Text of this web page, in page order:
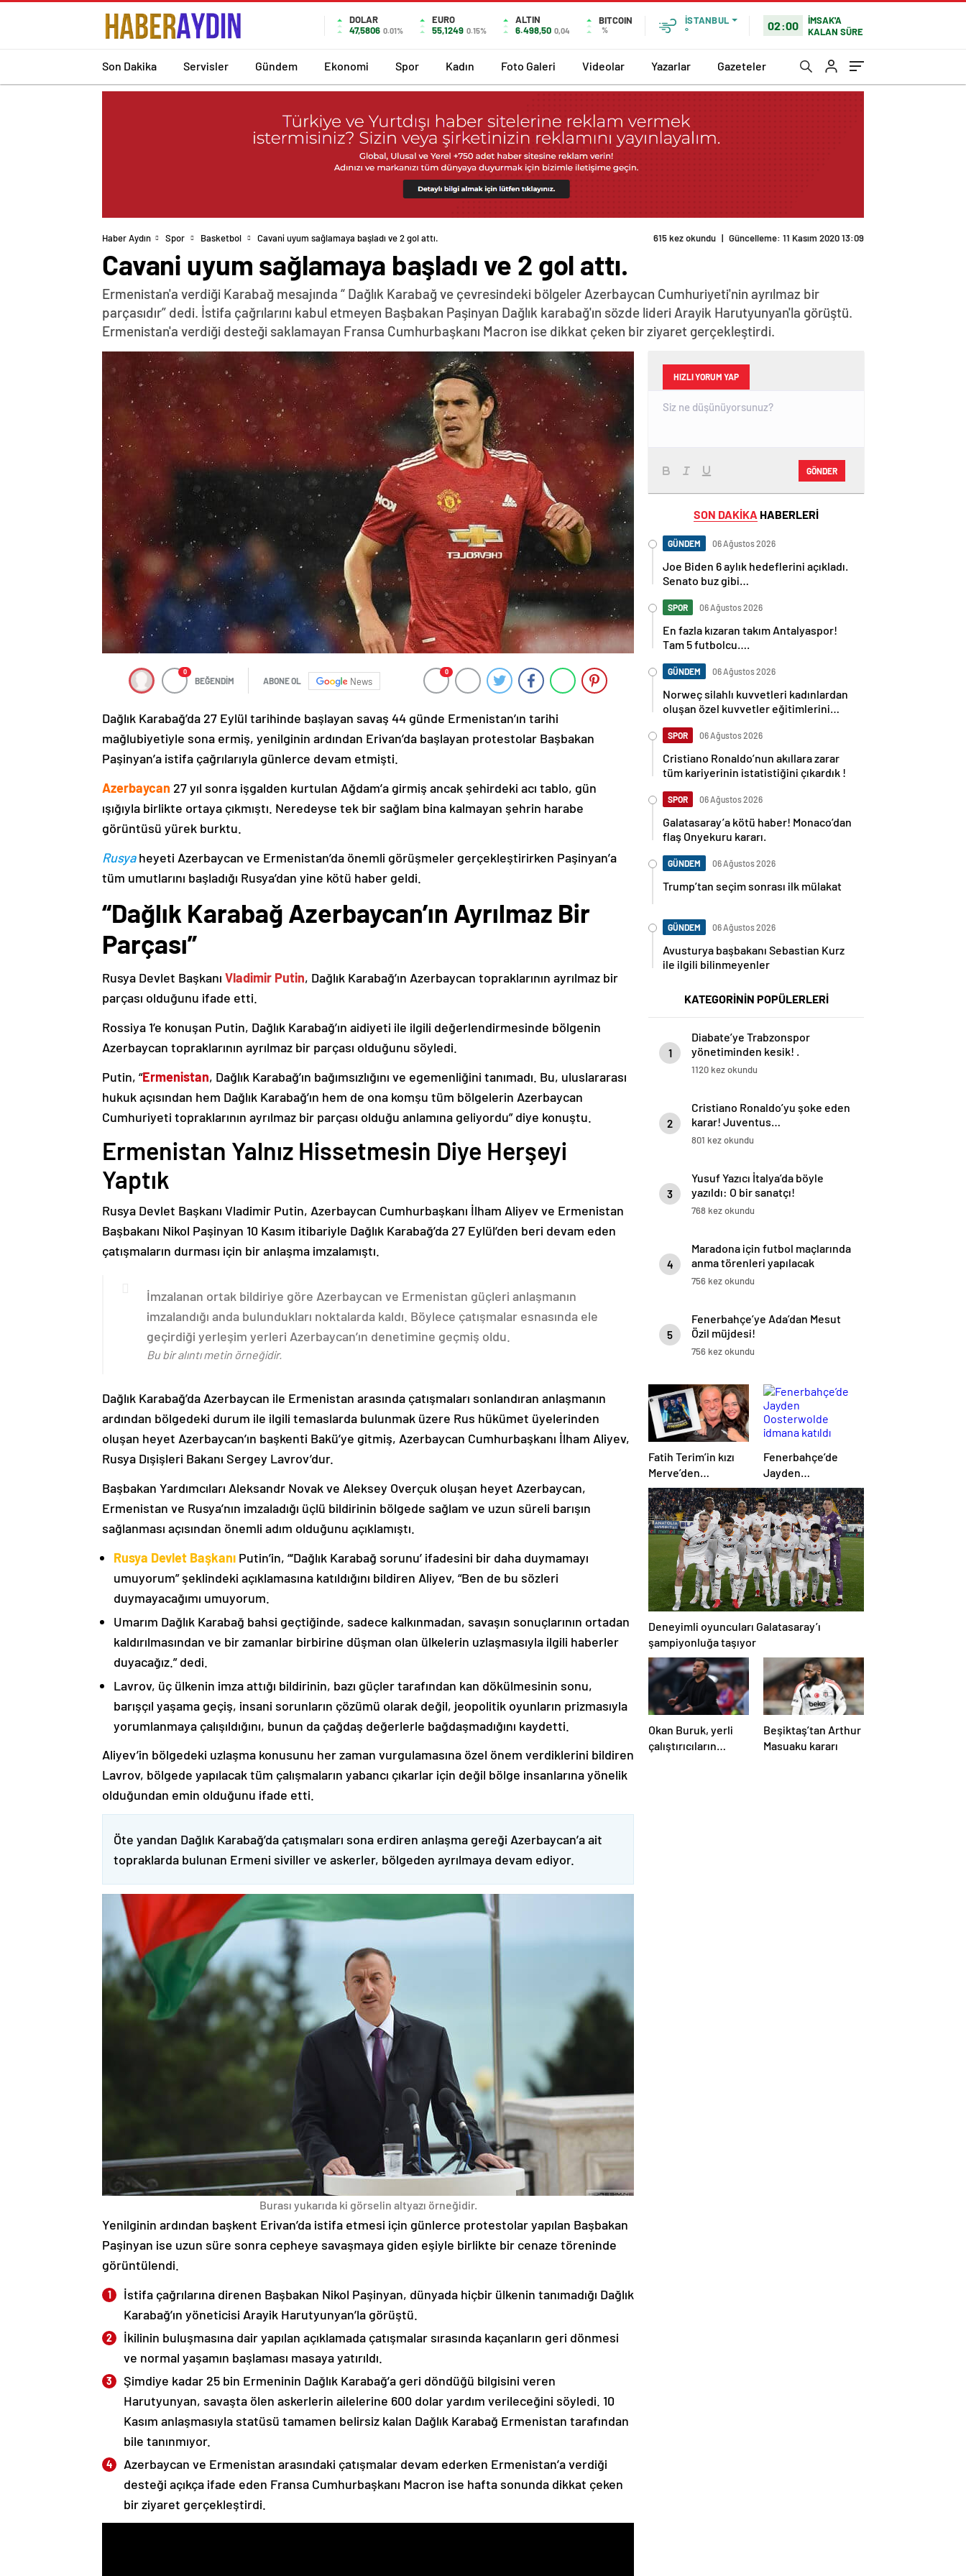
DOLAR
47,5806 0.01%
EURO
55,1249 0.15%
ALTIN
6.498,50 0,04
BITCOIN
%
İSTANBUL
°
02:00
İMSAK'A
KALAN SÜRE
Son Dakika Servisler Gündem Ekonomi Spor Kadın Foto Galeri Videolar Yazarlar Gazeteler
Haber Aydın Spor Basketbol Cavani uyum sağlamaya başladı ve 2 gol attı. 615 kez okundu | Güncelleme: 11 Kasım 2020 13:09
Cavani uyum sağlamaya başladı ve 2 gol attı.
Ermenistan'a verdiği Karabağ mesajında “ Dağlık Karabağ ve çevresindeki bölgeler Azerbaycan Cumhuriyeti'nin ayrılmaz bir
parçasıdır” dedi. İstifa çağrılarını kabul etmeyen Başbakan Paşinyan Dağlık karabağ'ın sözde lideri Arayik Harutyunyan'la görüştü.
Ermenistan'a verdiği desteği saklamayan Fransa Cumhurbaşkanı Macron ise dikkat çeken bir ziyaret gerçekleştirdi.
0
BEĞENDİM ABONE OL News
0
Dağlık Karabağ’da 27 Eylül tarihinde başlayan savaş 44 günde Ermenistan’ın tarihi
mağlubiyetiyle sona ermiş, yenilginin ardından Erivan’da başlayan protestolar Başbakan
Paşinyan’a istifa çağrılarıyla günlerce devam etmişti.
Azerbaycan 27 yıl sonra işgalden kurtulan Ağdam’a girmiş ancak şehirdeki acı tablo, gün
ışığıyla birlikte ortaya çıkmıştı. Neredeyse tek bir sağlam bina kalmayan şehrin harabe
görüntüsü yürek burktu.
Rusyaheyeti Azerbaycan ve Ermenistan’da önemli görüşmeler gerçekleştirirken Paşinyan’a
tüm umutlarını başladığı Rusya’dan yine kötü haber geldi.
“Dağlık Karabağ Azerbaycan’ın Ayrılmaz Bir
Parçası”
Rusya Devlet Başkanı Vladimir Putin, Dağlık Karabağ’ın Azerbaycan topraklarının ayrılmaz bir
parçası olduğunu ifade etti.
Rossiya 1’e konuşan Putin, Dağlık Karabağ’ın aidiyeti ile ilgili değerlendirmesinde bölgenin
Azerbaycan topraklarının ayrılmaz bir parçası olduğunu söyledi.
Putin, “Ermenistan, Dağlık Karabağ’ın bağımsızlığını ve egemenliğini tanımadı. Bu, uluslararası
hukuk açısından hem Dağlık Karabağ’ın hem de ona komşu tüm bölgelerin Azerbaycan
Cumhuriyeti topraklarının ayrılmaz bir parçası olduğu anlamına geliyordu” diye konuştu.
Ermenistan Yalnız Hissetmesin Diye Herşeyi
Yaptık
Rusya Devlet Başkanı Vladimir Putin, Azerbaycan Cumhurbaşkanı İlham Aliyev ve Ermenistan
Başbakanı Nikol Paşinyan 10 Kasım itibariyle Dağlık Karabağ’da 27 Eylül’den beri devam eden
çatışmaların durması için bir anlaşma imzalamıştı.
İmzalanan ortak bildiriye göre Azerbaycan ve Ermenistan güçleri anlaşmanın
imzalandığı anda bulundukları noktalarda kaldı. Böylece çatışmalar esnasında ele
geçirdiği yerleşim yerleri Azerbaycan’ın denetimine geçmiş oldu.
Bu bir alıntı metin örneğidir.
Dağlık Karabağ’da Azerbaycan ile Ermenistan arasında çatışmaları sonlandıran anlaşmanın
ardından bölgedeki durum ile ilgili temaslarda bulunmak üzere Rus hükümet üyelerinden
oluşan heyet Azerbaycan’ın başkenti Bakü’ye gitmiş, Azerbaycan Cumhurbaşkanı İlham Aliyev,
Rusya Dışişleri Bakanı Sergey Lavrov’dur.
Başbakan Yardımcıları Aleksandr Novak ve Aleksey Overçuk oluşan heyet Azerbaycan,
Ermenistan ve Rusya’nın imzaladığı üçlü bildirinin bölgede sağlam ve uzun süreli barışın
sağlanması açısından önemli adım olduğunu açıklamıştı.
Rusya Devlet Başkanı Putin’in, “‘Dağlık Karabağ sorunu’ ifadesini bir daha duymamayı
umuyorum” şeklindeki açıklamasına katıldığını bildiren Aliyev, “Ben de bu sözleri
duymayacağımı umuyorum.
Umarım Dağlık Karabağ bahsi geçtiğinde, sadece kalkınmadan, savaşın sonuçlarının ortadan
kaldırılmasından ve bir zamanlar birbirine düşman olan ülkelerin uzlaşmasıyla ilgili haberler
duyacağız.” dedi.
Lavrov, üç ülkenin imza attığı bildirinin, bazı güçler tarafından kan dökülmesinin sonu,
barışçıl yaşama geçiş, insani sorunların çözümü olarak değil, jeopolitik oyunların prizmasıyla
yorumlanmaya çalışıldığını, bunun da çağdaş değerlerle bağdaşmadığını kaydetti.
Aliyev’in bölgedeki uzlaşma konusunu her zaman vurgulamasına özel önem verdiklerini bildiren
Lavrov, bölgede yapılacak tüm çalışmaların yabancı çıkarlar için değil bölge insanlarına yönelik
olduğundan emin olduğunu ifade etti.
Öte yandan Dağlık Karabağ’da çatışmaları sona erdiren anlaşma gereği Azerbaycan’a ait
topraklarda bulunan Ermeni siviller ve askerler, bölgeden ayrılmaya devam ediyor.
Burası yukarıda ki görselin altyazı örneğidir.
Yenilginin ardından başkent Erivan’da istifa etmesi için günlerce protestolar yapılan Başbakan
Paşinyan ise uzun süre sonra cepheye savaşmaya giden eşiyle birlikte bir cenaze töreninde
görüntülendi.
İstifa çağrılarına direnen Başbakan Nikol Paşinyan, dünyada hiçbir ülkenin tanımadığı Dağlık
Karabağ’ın yöneticisi Arayik Harutyunyan’la görüştü.
İkilinin buluşmasına dair yapılan açıklamada çatışmalar sırasında kaçanların geri dönmesi
ve normal yaşamın başlaması masaya yatırıldı.
Şimdiye kadar 25 bin Ermeninin Dağlık Karabağ’a geri döndüğü bilgisini veren
Harutyunyan, savaşta ölen askerlerin ailelerine 600 dolar yardım verileceğini söyledi. 10
Kasım anlaşmasıyla statüsü tamamen belirsiz kalan Dağlık Karabağ Ermenistan tarafından
bile tanınmıyor.
Azerbaycan ve Ermenistan arasındaki çatışmalar devam ederken Ermenistan’a verdiği
desteği açıkça ifade eden Fransa Cumhurbaşkanı Macron ise hafta sonunda dikkat çeken
bir ziyaret gerçekleştirdi.
HIZLI YORUM YAP
GÖNDER
SON DAKİKA HABERLERİ
GÜNDEM 06 Ağustos 2026
Joe Biden 6 aylık hedeflerini açıkladı.
Senato buz gibi…
SPOR 06 Ağustos 2026
En fazla kızaran takım Antalyaspor!
Tam 5 futbolcu….
GÜNDEM 06 Ağustos 2026
Norweç silahlı kuvvetleri kadınlardan
oluşan özel kuvvetler eğitimlerini
SPOR 06 Ağustos 2026
Cristiano Ronaldo’nun akıllara zarar
tüm kariyerinin istatistiğini çıkardık !
SPOR 06 Ağustos 2026
Galatasaray’a kötü haber! Monaco’dan
flaş Onyekuru kararı.
GÜNDEM 06 Ağustos 2026
Trump’tan seçim sonrası ilk mülakat
GÜNDEM 06 Ağustos 2026
Avusturya başbakanı Sebastian Kurz
ile ilgili bilinmeyenler
KATEGORİNİN POPÜLERLERİ
1
Diabate’ye Trabzonspor
yönetiminden kesik! .
1120 kez okundu
2
Cristiano Ronaldo’yu şoke eden
karar! Juventus…
801 kez okundu
3
Yusuf Yazıcı İtalya’da böyle
yazıldı: O bir sanatçı!
768 kez okundu
4
Maradona için futbol maçlarında
anma törenleri yapılacak
756 kez okundu
5
Fenerbahçe’ye Ada’dan Mesut
Özil müjdesi!
756 kez okundu
Fatih Terim’in kızı
Merve’den
Fenerbahçe’ye olay
gönderme!
‘Korkuyor olmanız
şaşırtmadı’
Fenerbahçe’de
Jayden
Oosterwolde
idmana katıldı
Deneyimli oyuncuları Galatasaray’ı
şampiyonluğa taşıyor
Okan Buruk, yerli
çalıştırıcıların
Beşiktaş’tan Arthur
Masuaku kararı